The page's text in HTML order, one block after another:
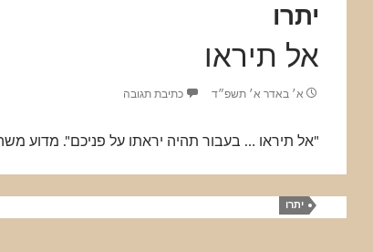
יתרו
אל תיראו
א׳ באדר א׳ תשפ״ד כתיבת תגובה
"אל תיראו … בעבור תהיה יראתו על פניכם". מדוע
יתרו